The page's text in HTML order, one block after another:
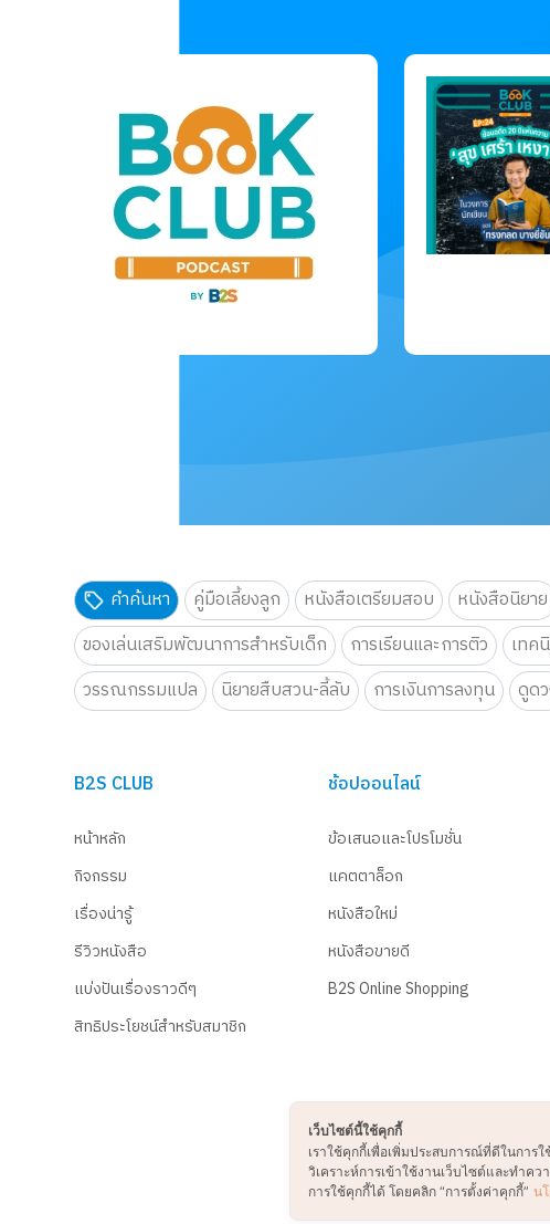
คำค้นหา คู่มือเลี้ยงลูก หนังสือเตรียมสอบ หนังสือนิยาย
ของเล่นเสริมพัฒนาการสำหรับเด็ก
การเรียนและการติว เทค
วรรณกรรมแปล
นิยายสืบสวน-ลี้ลับ การเงินการลงทุน ดูด
B2S CLUB
หน้าหลัก
กิจกรรม
เรื่องน่ารู้
รีวิวหนังสือ
แบ่งปันเรื่องราวดีๆ
สิทธิประโยชน์สำหรับสมาชิก
ช้อปออนไลน์
ข้อเสนอและโปรโมชั่น
แคตตาล็อก
หนังสือใหม่
หนังสือขายดี
B2S Online Shopping
เว็บไซต์นี้ใช้คุกกี้
เราใช้คุกกี้เพื่อเพิ่มประสบการณ์ที่ดีในการ
วิเคราะห์การเข้าใช้งานเว็บไซต์และทำค
การใช้คุกกี้ได้ โดยคลิก “การตั้งค่าคุกกี้” น